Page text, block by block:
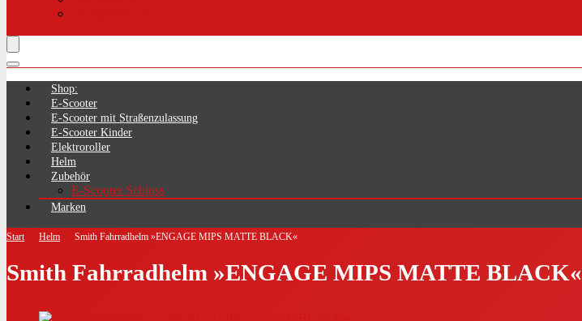
Shop:
E-Scooter
E-Scooter mit Straßenzulassung
E-Scooter Kinder
Elektroroller
Helm
Zubehör
E-Scooter Schloss
Marken
Start Helm Smith Fahrradhelm »ENGAGE MIPS MATTE BLACK«
Smith Fahrradhelm »ENGAGE MIPS MATTE BLACK«